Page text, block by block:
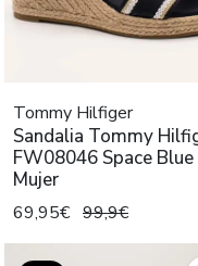
Tommy Hilfiger
Sandalia Tommy
FW08046 Space Blue
Mujer
69,95€ 99,9€